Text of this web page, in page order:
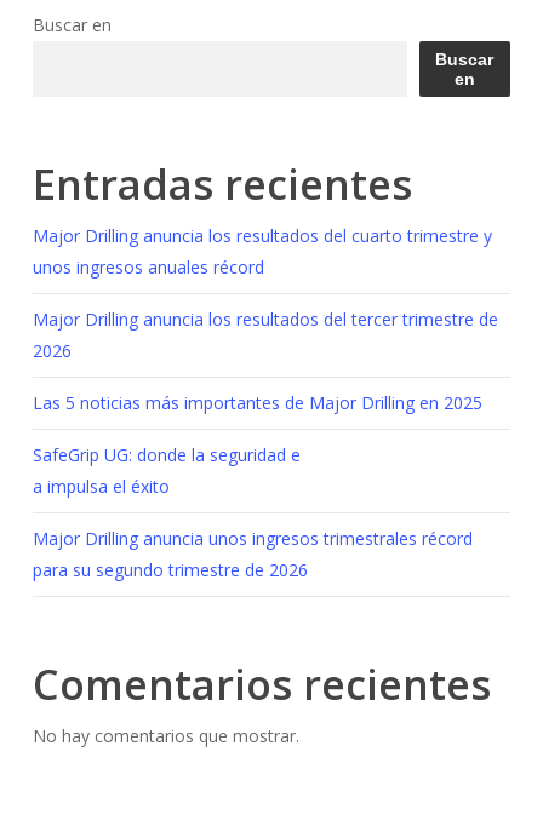
Buscar en
Buscar
en
Entradas recientes
Major Drilling anuncia los resultados del cuarto trimestre y
unos ingresos anuales récord
Major Drilling anuncia los resultados del tercer trimestre de
2026
Las 5 noticias más importantes de Major Drilling en 2025
SafeGrip UG: donde la seguridad e
a impulsa el éxito
Major Drilling anuncia unos ingresos trimestrales récord
para su segundo trimestre de 2026
Comentarios recientes
No hay comentarios que mostrar.